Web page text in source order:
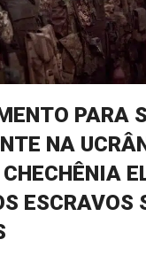
PARA
NA
ESCRAVOS